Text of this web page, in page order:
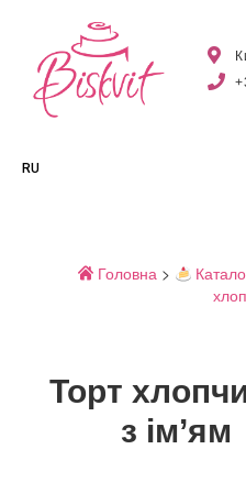
RU
Головна>
Торт
з ім’ям